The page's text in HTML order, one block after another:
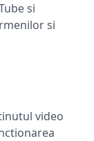
si
si
video